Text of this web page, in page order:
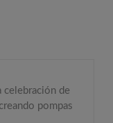
celebración de
pompas